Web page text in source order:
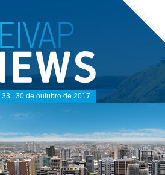
33 | 30 de outubro de 2017